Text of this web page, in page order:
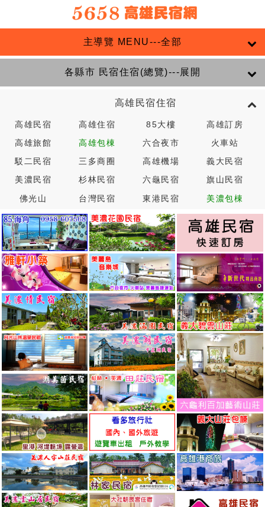
主導覽 MENU---全部
各縣市 民宿住宿(總覽)---展開
高雄民宿住宿
高雄民宿 高雄住宿 85大樓 高雄訂房
高雄旅館 高雄包棟 六合夜市 火車站
駁二民宿 三多商圈 高雄機場 義大民宿
美濃民宿 杉林民宿 六龜民宿 旗山民宿
佛光山 台灣民宿 東港民宿 美濃包棟